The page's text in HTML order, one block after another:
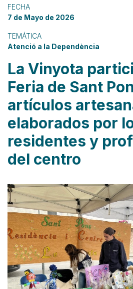
FECHA
7 de Mayo de 2026
TEMÁTICA
Atenció a la Dependència
La Vinyota
Feria de Sant
artículos
elaborados por
residentes y
del centro